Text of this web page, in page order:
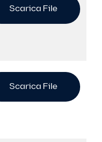
Scarica File
Scarica File